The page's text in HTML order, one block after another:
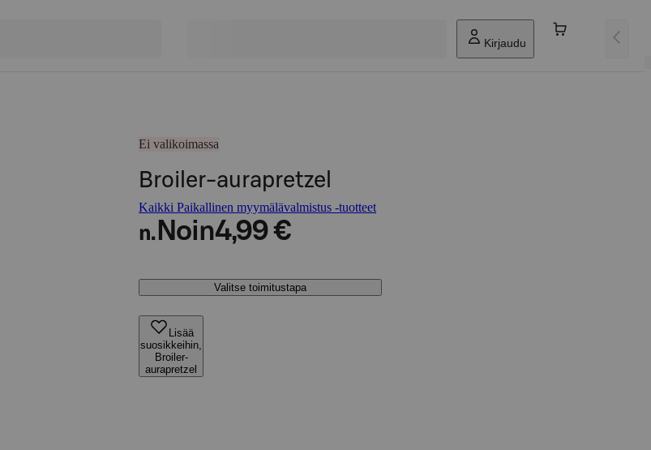
Kirjaudu
Ei valikoimassa
Broiler-aurapretzel
Kaikki Paikallinen myymälävalmistus -tuotteet
n. Noin4,99 €
Valitse toimitustapa
Lisää
suosikkeihin,
Broiler-
aurapretzel